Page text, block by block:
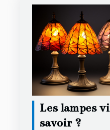
Les lampes
savoir ?